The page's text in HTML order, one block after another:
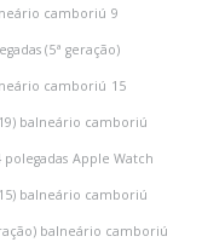
camboriú 9
(5ª geração)
camboriú 15
balneário camboriú
polegadas Apple Watch
balneário camboriú
balneário camboriú